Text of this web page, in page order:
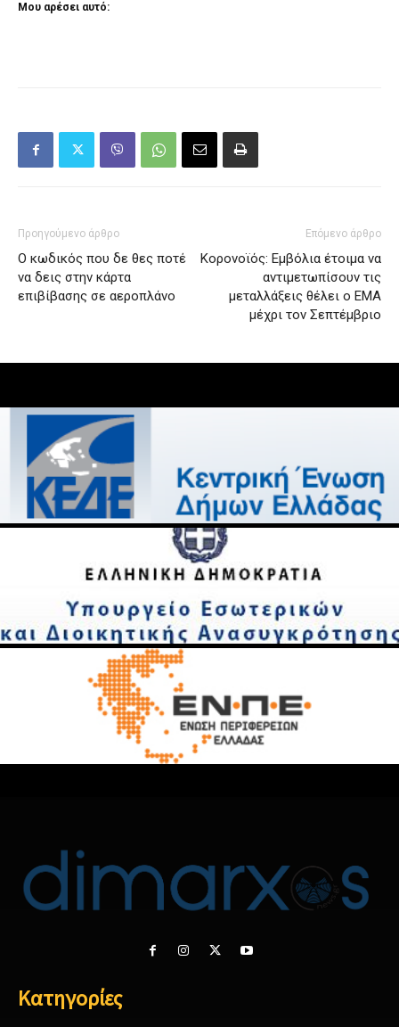
Μου αρέσει αυτό:
Προηγούμενο άρθρο
Ο κωδικός που δε θες ποτέ
να δεις στην κάρτα
επιβίβασης σε αεροπλάνο
Επόμενο άρθρο
Κορονοϊός: Εμβόλια έτοιμα να
αντιμετωπίσουν τις
μεταλλάξεις θέλει ο ΕΜΑ
μέχρι τον Σεπτέμβριο
Κατηγορίες